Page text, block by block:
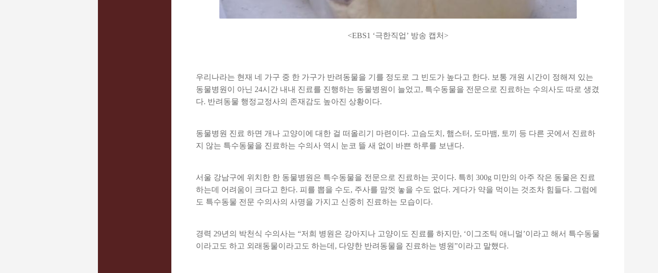
<EBS1 ‘극한직업’ 방송 캡처>
우리나라는 현재 네 가구 중 한 가구가 반려동물을 기를 정도로 그 빈도가 높다고 한다. 보통 개원 시간이 정해져 있는
동물병원이 아닌 24시간 내내 진료를 진행하는 동물병원이 늘었고, 특수동물을 전문으로 진료하는 수의사도 따로 생겼
다. 반려동물 행정교정사의 존재감도 높아진 상황이다.
동물병원 진료 하면 개나 고양이에 대한 걸 떠올리기 마련이다. 고슴도치, 햄스터, 도마뱀, 토끼 등 다른 곳에서 진료하
지 않는 특수동물을 진료하는 수의사 역시 눈코 뜰 새 없이 바쁜 하루를 보낸다.
서울 강남구에 위치한 한 동물병원은 특수동물을 전문으로 진료하는 곳이다. 특히 300g 미만의 아주 작은 동물은 진료
하는데 어려움이 크다고 한다. 피를 뽑을 수도, 주사를 맘껏 놓을 수도 없다. 게다가 약을 먹이는 것조차 힘들다. 그럼에
도 특수동물 전문 수의사의 사명을 가지고 신중히 진료하는 모습이다.
경력 29년의 박천식 수의사는 “저희 병원은 강아지나 고양이도 진료를 하지만, ‘이그조틱 애니멀’이라고 해서 특수동물
이라고도 하고 외래동물이라고도 하는데, 다양한 반려동물을 진료하는 병원”이라고 말했다.